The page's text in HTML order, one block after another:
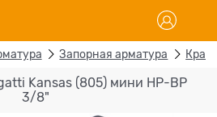
Запорная арматура
Kansas (805) мини НР-ВР
3/8"